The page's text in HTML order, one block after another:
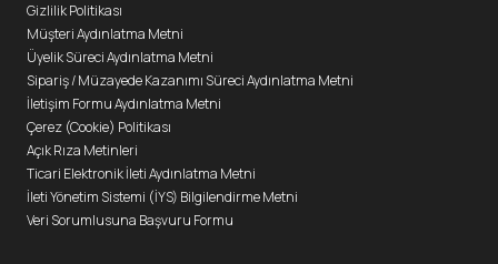
Gizlilik Politikası
Müşteri Aydınlatma Metni
Üyelik Süreci Aydınlatma Metni
Sipariş / Müzayede Kazanımı Süreci Aydınlatma Metni
İletişim Formu Aydınlatma Metni
Çerez (Cookie) Politikası
Açık Rıza Metinleri
Ticari Elektronik İleti Aydınlatma Metni
İleti Yönetim Sistemi (İYS) Bilgilendirme Metni
Veri Sorumlusuna Başvuru Formu